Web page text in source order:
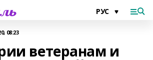
08:23
ветеранам и